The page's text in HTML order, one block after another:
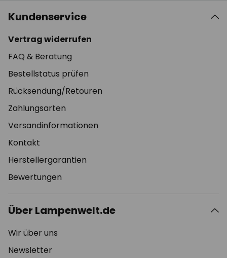
Kundenservice
Vertrag widerrufen
FAQ & Beratung
Bestellstatus prüfen
Rücksendung/Retouren
Zahlungsarten
Versandinformationen
Kontakt
Herstellergarantien
Bewertungen
Über Lampenwelt.de
Wir über uns
Newsletter